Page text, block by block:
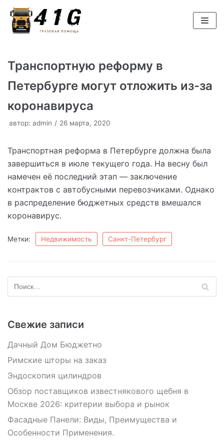
Перейти
к
Транспортную реформу в
Петербурге могут отложить из-за
коронавируса
автор: admin 26 марта, 2020
Транспортная реформа в Петербурге должна была
завершиться в июле текущего года. На весну был
намечен её последний этап — заключение
контрактов с автобусными перевозчиками. Однако
в распределение бюджетных средств вмешался
коронавирус.
Метки: Недвижимость Санкт-Петербург
Свежие записи
Дачный Дом Бюджетно
Римские шторы на заказ
Эндоскопия цилиндров
Обзор поставщиков известнякового щебня в
Москве 2026: критерии выбора и рынок
Фасадные Панели: Виды, Преимущества и
Особенности Применения.